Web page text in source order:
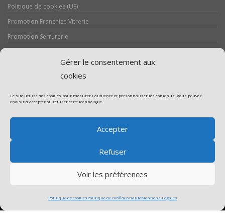
Gérer le consentement aux
cookies
Le site utilise des cookies pour mesurer l'audience et personnaliser les contenus. Vous pouvez
choisir d'accepter ou refuser cette technologie.
Accepter
Refuser
Voir les préférences
Politique de cookiesPolitique de confidentialitéMentions Légales
Politique de cookies (UE)
Promotion Franchise Vitrerie
Promotion Serrurerie